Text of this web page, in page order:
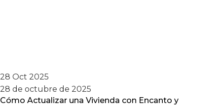
28 Oct 2025
28 de octubre de 2025
Cómo Actualizar una Vivienda con Encanto y